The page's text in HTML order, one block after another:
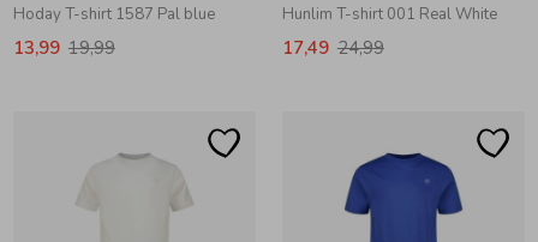
Hoday T-shirt 1587 Pal blue
13,99 19,99
Hunlim T-shirt 001 Real White
17,49 24,99